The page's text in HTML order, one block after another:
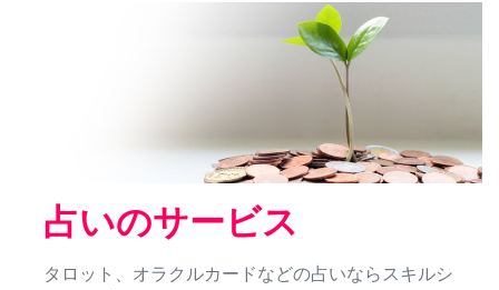
占いのサービス
タロット、オラクルカードなどの占いならスキルシ